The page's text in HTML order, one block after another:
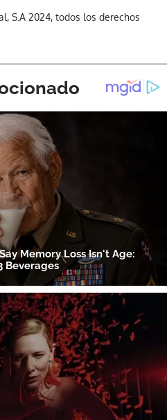
S.A 2024, todos los derechos